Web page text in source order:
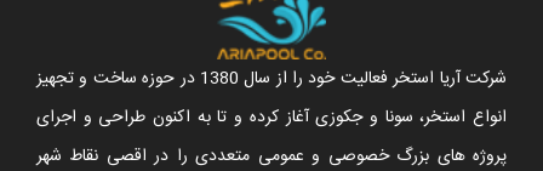
شرکت آریا استخر فعالیت خود را از سال 1380 در حوزه ساخت و تجهیز
انواع استخر، سونا و جکوزی آغاز کرده و تا به اکنون طراحی و اجرای
پروژه های بزرگ خصوصی و عمومی متعددی را در اقصی نقاط شهر